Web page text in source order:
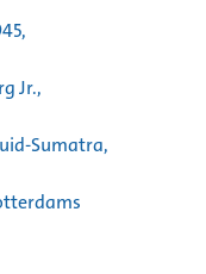
Jr.,
Sumatra,